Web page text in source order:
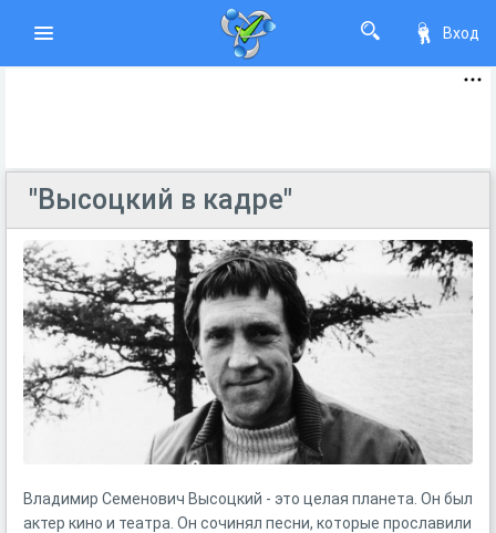
Вход
"Высоцкий в кадре"
Владимир Семенович Высоцкий - это целая планета. Он был
актер кино и театра. Он сочинял песни, которые прославили